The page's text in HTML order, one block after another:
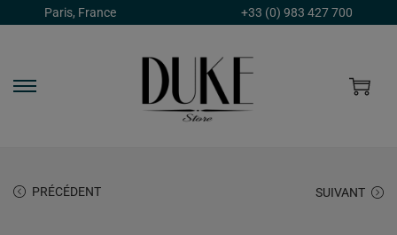
Paris, France +33 (0) 983 427 700
PRÉCÉDENT SUIVANT